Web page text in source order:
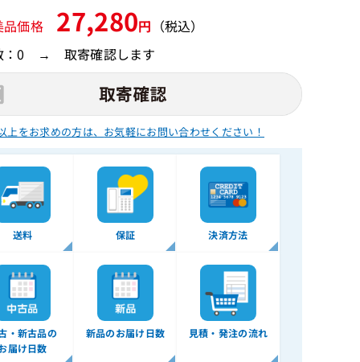
品価格 27,280円 （税込）
：0 → 取寄確認します
上をお求めの方は、 お気軽にお問い合わせください！
送料 保証 決済方法
・新古品の
届け日数
新品のお届け日数 見積・発注の流れ